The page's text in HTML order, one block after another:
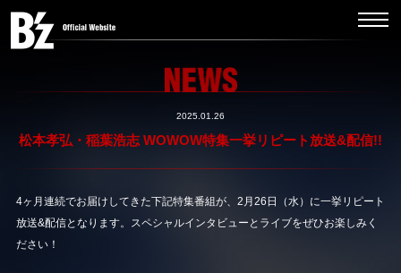
2025.01.26
松本孝弘・稲葉浩志 WOWOW特集一挙リピート放送&配信!!
4ヶ月連続でお届けしてきた下記特集番組が、2月26日（水）に一挙リピート
放送&配信となります。スペシャルインタビューとライブをぜひお楽しみく
ださい！